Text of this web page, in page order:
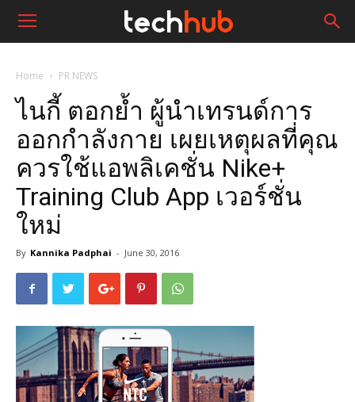
Home PR NEWS
ไนกี้ ตอกย้ำ ผู้นำเทรนด์การ
ออกกำลังกาย เผยเหตุผลที่คุณ
ควรใช้แอพลิเคชั่น Nike+
Training Club App เวอร์ชั่น
ใหม่
By Kannika Padphai - June 30, 2016